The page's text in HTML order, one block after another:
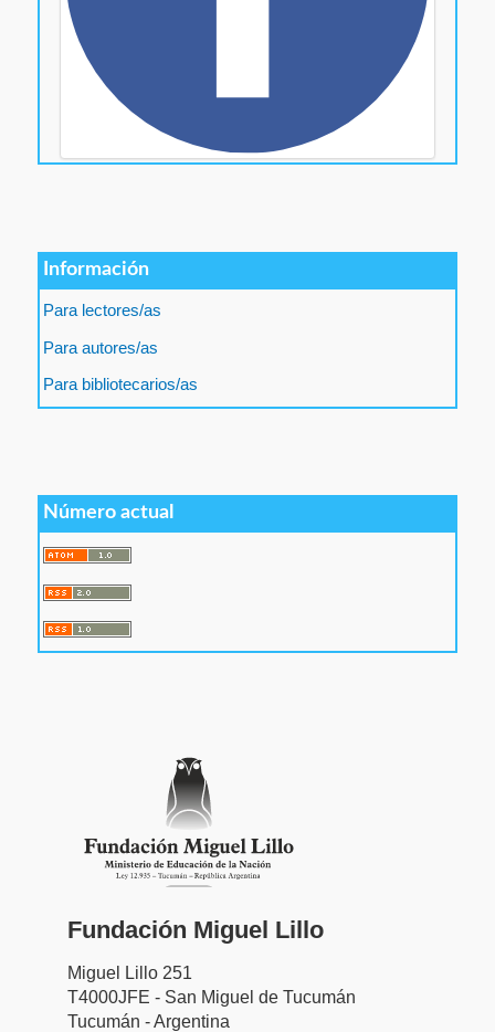
Información
Para lectores/as
Para autores/as
Para bibliotecarios/as
Número actual
Fundación Miguel Lillo
Miguel Lillo 251
T4000JFE - San Miguel de Tucumán
Tucumán - Argentina